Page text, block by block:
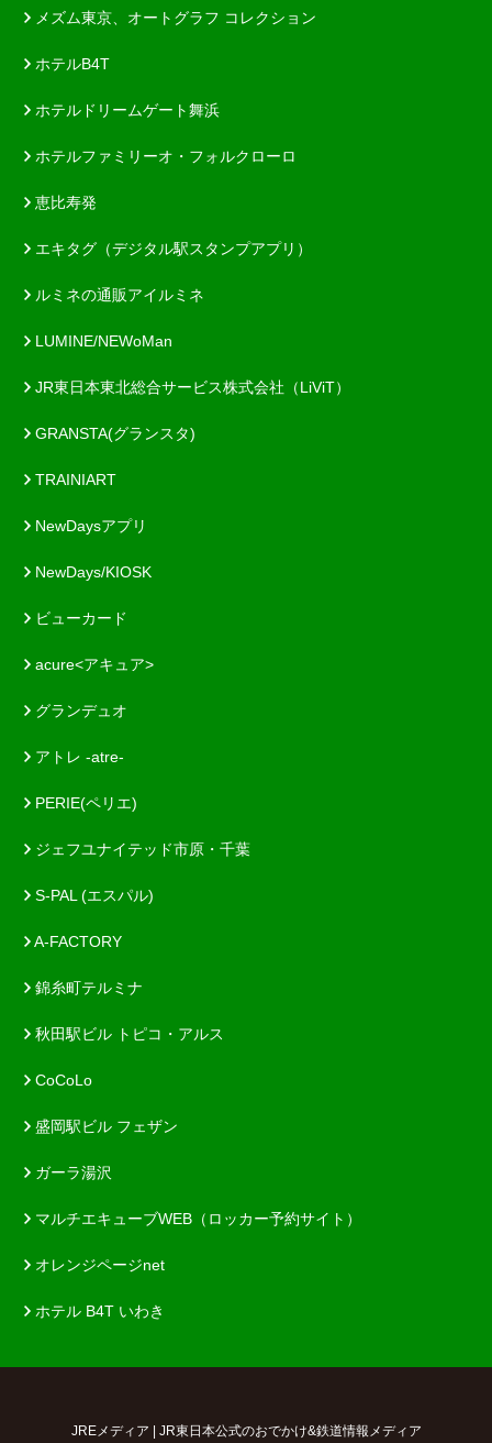
メズム東京、オートグラフ コレクション
ホテルB4T
ホテルドリームゲート舞浜
ホテルファミリーオ・フォルクローロ
恵比寿発
エキタグ（デジタル駅スタンプアプリ）
ルミネの通販アイルミネ
LUMINE/NEWoMan
JR東日本東北総合サービス株式会社（LiViT）
GRANSTA(グランスタ)
TRAINIART
NewDaysアプリ
NewDays/KIOSK
ビューカード
acure<アキュア>
グランデュオ
アトレ -atre-
PERIE(ペリエ)
ジェフユナイテッド市原・千葉
S-PAL (エスパル)
A-FACTORY
錦糸町テルミナ
秋田駅ビル トピコ・アルス
CoCoLo
盛岡駅ビル フェザン
ガーラ湯沢
マルチエキューブWEB（ロッカー予約サイト）
オレンジページnet
ホテル B4T いわき
JREメディア | JR東日本公式のおでかけ&鉄道情報メディア